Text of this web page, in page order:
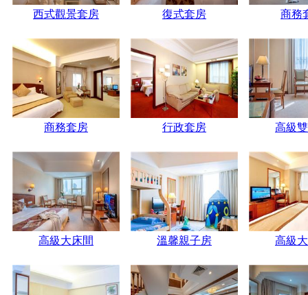
西式觀景套房 復式套房 商務
商務套房 行政套房 高級
高級大床間 溫馨親子房 高級